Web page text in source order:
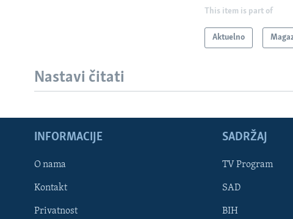
Learning English
This item is part of
Aktuelno
Nastavi čitati
INFORMACIJE
O nama
Kontakt
Privatnost
SADRŽAJ
TV Program
SAD
BIH